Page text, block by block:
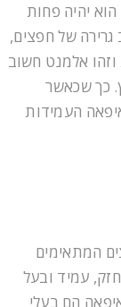
יהיה פחות
גרירה של חפצים,
וזהו אלמנט חשוב
כך שכאשר
העמידות
המתאימים
עמיד ובעל
הם בעלי